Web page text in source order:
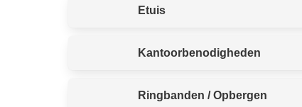
Etuis
Kantoorbenodigheden
Ringbanden / Opbergen